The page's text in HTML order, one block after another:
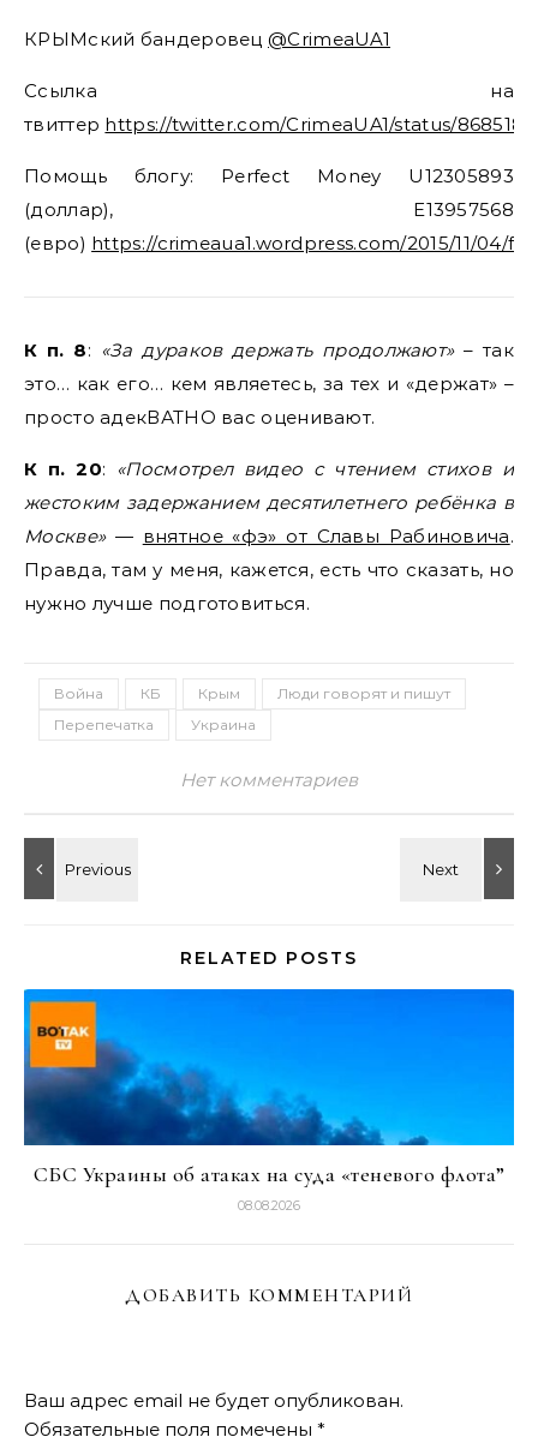
КРЫМский бандеровец @CrimeaUA1
Ссылка на
твиттер https://twitter.com/CrimeaUA1/status/
Помощь блогу: Perfect Money U12305893
(доллар), E13957568
(евро) https://crimeaua1.wordpress.com/2015/11/04/
К п. 8: «За дураков держать продолжают»– так
это… как его… кем являетесь, за тех и «держат» –
просто адекВАТНО вас оценивают.
К п. 20: «Посмотрел видео с чтением стихов и
жестоким задержанием десятилетнего ребёнка в
Москве»— внятное «фэ» от Славы Рабиновича.
Правда, там у меня, кажется, есть что сказать, но
нужно лучше подготовиться.
Война КБ Крым
Люди говорят и пишут
Перепечатка
Украина
Нет комментариев
RELATED POSTS
СБС Украины об атаках на суда «теневого флота”
08.08.2026
ДОБАВИТЬ КОММЕНТАРИЙ
Ваш адрес email не будет опубликован.
Обязательные поля помечены *